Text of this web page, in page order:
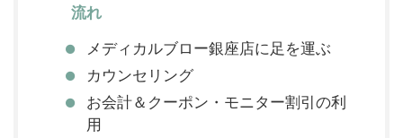
流れ
メディカルブロー銀座店に足を運ぶ
カウンセリング
お会計＆クーポン・モニター割引の利
用